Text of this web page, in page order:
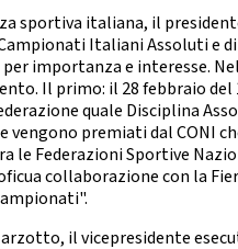
E
sportiva italiana, il
Italiani Assoluti e
importanza e interesse.
Il primo: il 28 febbraio del
quale Disciplina
vengono premiati dal CONI
Federazioni Sportive
collaborazione con la
il vicepresidente